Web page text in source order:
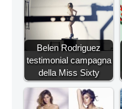
Belen Rodriguez
testimonial campagna
della Miss Sixty